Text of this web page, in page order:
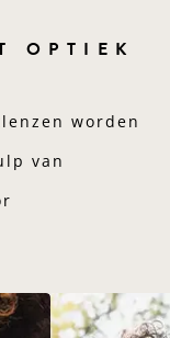
OPTIEK
worden
van